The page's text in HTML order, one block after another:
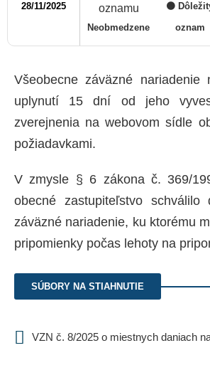
28/11/2025
oznamu
Neobmedzene
🟠
oznam
Všeobecne záväzné nariadenie
uplynutí 15 dní od jeho
zverejnenia na webovom sídle
požiadavkami.
V zmysle § 6 zákona č. 369/
obecné zastupiteľstvo schválilo
záväzné nariadenie, ku ktorému
pripomienky počas lehoty na
SÚBORY NA STIAHNUTIE
VZN č. 8/2025 o miestnych daniach